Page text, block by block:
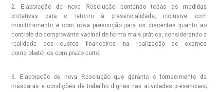
2. Elaboração de nova Resolução contendo todas as medidas
protetivas para o retorno à presencialidade, inclusive com
monitoramento e com nova prescrição para os discentes quanto ao
controle do comprovante vacinal de forma mais prática, considerando a
realidade dos custos financeiros na realização de exames
comprobatórios com prazo curto;
3. Elaboração de nova Resolução que garanta o fornecimento de
máscaras e condições de trabalho dignas nas atividades presenciais;